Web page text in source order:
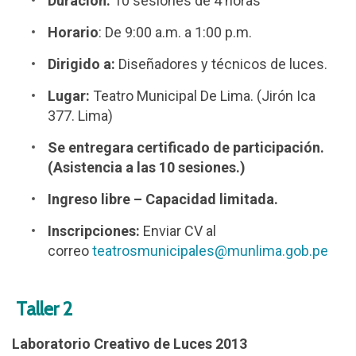
Horario: De 9:00 a.m. a 1:00 p.m.
Dirigido a: Diseñadores y técnicos de luces.
Lugar: Teatro Municipal De Lima. (Jirón Ica
377. Lima)
Se entregara certificado de participación.
(Asistencia a las 10 sesiones.)
Ingreso libre – Capacidad limitada.
Inscripciones: Enviar CV al
correoteatrosmunicipales@munlima.gob.pe
Taller 2
Laboratorio Creativo de Luces 2013